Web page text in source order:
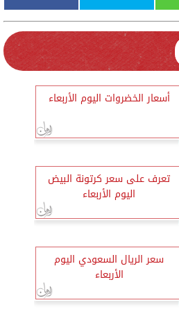
أسعار الخضروات اليوم الأربعاء
تعرف على سعر كرتونة البيض
اليوم الأربعاء
سعر الريال السعودي اليوم
الأربعاء